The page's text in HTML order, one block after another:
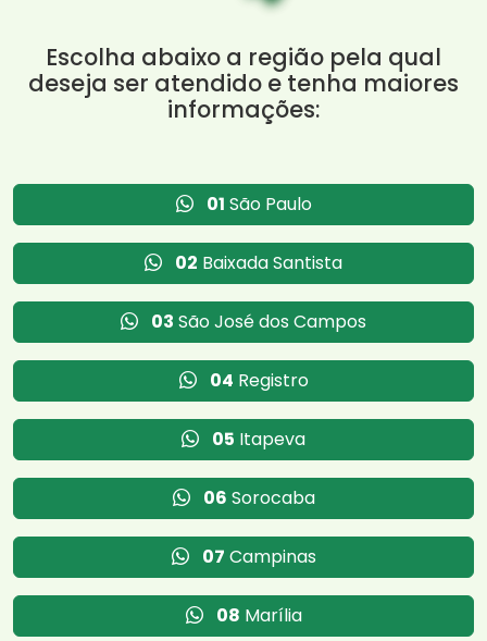
Escolha abaixo a região pela qual
deseja ser atendido e tenha maiores
informações:
01 São Paulo
02 Baixada Santista
03 São José dos Campos
04 Registro
05 Itapeva
06 Sorocaba
07 Campinas
08 Marília